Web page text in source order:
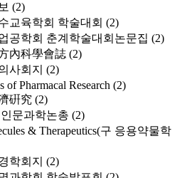
(2)
교육학회 학술대회 (2)
공학회 춘계학술대회논문집 (2)
內科學會誌 (2)
사회지 (2)
of Pharmacal Research (2)
硏究 (2)
문과학논총 (2)
& Therapeutics(구 응용약물학
학회지 (2)